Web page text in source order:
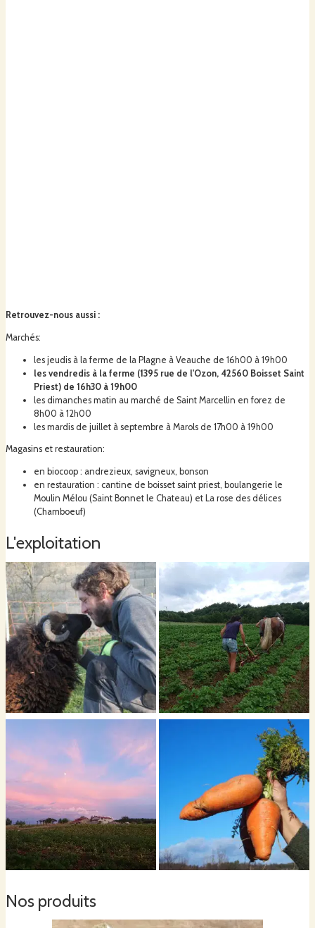
Retrouvez-nous aussi :
Marchés:
les jeudis à la ferme de la Plagne à Veauche de 16h00 à 19h00
les vendredis à la ferme (1395 rue de l'Ozon, 42560 Boisset Saint
Priest) de 16h30 à 19h00
les dimanches matin au marché de Saint Marcellin en forez de
8h00 à 12h00
les mardis de juillet à septembre à Marols de 17h00 à 19h00
Magasins et restauration:
en biocoop : andrezieux, savigneux, bonson
en restauration : cantine de boisset saint priest, boulangerie le
Moulin Mélou (Saint Bonnet le Chateau) et La rose des délices
(Chamboeuf)
L'exploitation
Nos produits